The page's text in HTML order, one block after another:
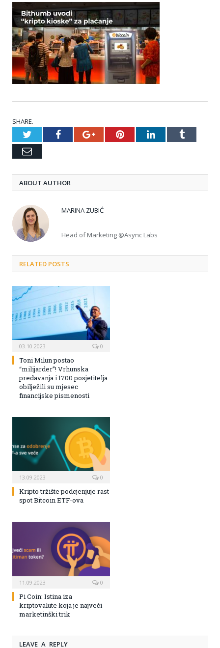
SHARE.
TwitterFacebookGoogle+PinterestLinkedInTumblr
Email
ABOUT AUTHOR
MARINA ZUBIĆ
Head of Marketing @Async Labs
RELATED POSTS
03.10.2023 0
Toni Milun postao
“milijarder”! Vrhunska
predavanja i 1700 posjetitelja
obilježili su mjesec
financijske pismenosti
13.09.2023 0
Kripto tržište podcjenjuje rast
spot Bitcoin ETF-ova
11.09.2023 0
Pi Coin: Istina iza
kriptovalute koja je najveći
marketinški trik
LEAVE A REPLY